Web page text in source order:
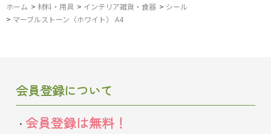
ホーム > 材料・用具 > インテリア雑貨・食器 > シール
> マーブルストーン（ホワイト） A4
会員登録について
会員登録は無料！